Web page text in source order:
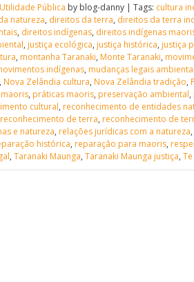
Utilidade Pública by blog-danny | Tags: cultura
natureza, direitos da terra, direitos da terra
, direitos indígenas, direitos indígenas
, justiça ecológica, justiça histórica, justiça
, montanha Taranaki, Monte Taranaki,
indígenas, mudanças legais
, Nova Zelândia cultura, Nova Zelândia tradição,
, práticas maoris, preservação ambiental,
cultural, reconhecimento de entidades
reconhecimento de terra, reconhecimento de
e natureza, relações jurídicas com a natureza,
histórica, reparação para maoris,
, Taranaki Maunga, Taranaki Maunga justiça,